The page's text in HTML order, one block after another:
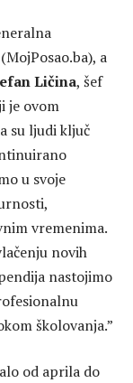
a
Ličina, šef
je ovom
su ljudi ključ
u svoje
vremenima.
novih
nastojimo
školovanja.”
od aprila do